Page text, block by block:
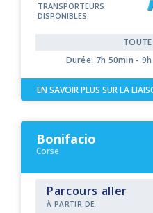
TRANSPORTEURS
DISPONIBLES:
Durée: 7h 50min -
EN SAVOIR PLUS SUR LA
Bonifacio
Corse
Parcours aller
À PARTIR DE: